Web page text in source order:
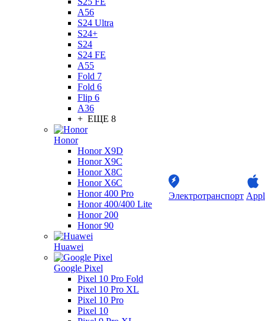
A56
S24 Ultra
S24+
S24
S24 FE
A55
Fold 7
Fold 6
Flip 6
A36
+ ЕЩЕ 8
Honor
Honor X9D
Honor X9C
Honor X8C
Honor X6C
Honor 400 Pro
Honor 400/400 Lite
Honor 200
Honor 90
Huawei
Google Pixel
Pixel 10 Pro Fold
Pixel 10 Pro XL
Pixel 10 Pro
Pixel 10
Электротранспорт